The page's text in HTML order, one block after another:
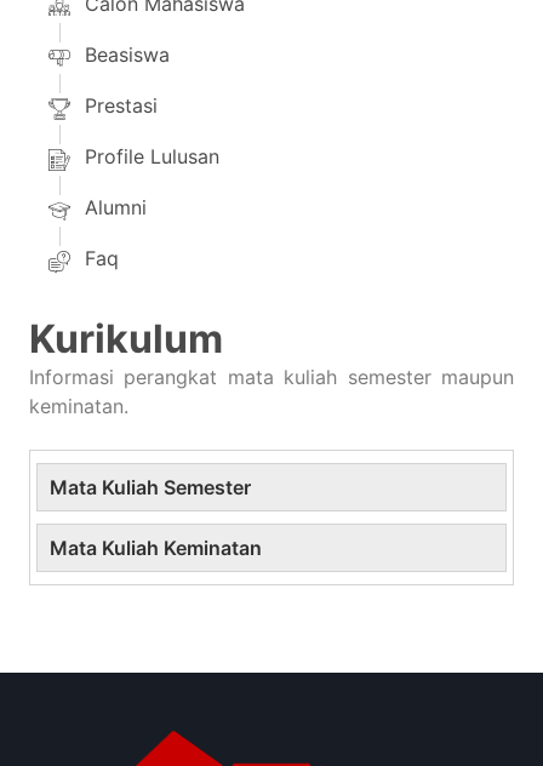
Beasiswa
Prestasi
Profile Lulusan
Alumni
Faq
Kurikulum
Informasi perangkat mata kuliah semester maupun
keminatan.
Mata Kuliah Semester
Mata Kuliah Keminatan